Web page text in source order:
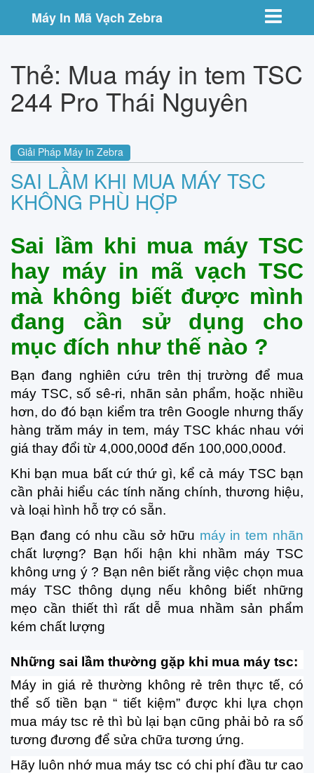
Toggle
Máy In Mã Vạch Zebra
Thẻ: Mua máy in tem TSC
244 Pro Thái Nguyên
Giải Pháp Máy In Zebra
SAI LẦM KHI MUA MÁY TSC
KHÔNG PHÙ HỢP
Sai lầm khi mua máy TSC
hay máy in mã vạch TSC
mà không biết được mình
đang cần sử dụng cho
mục đích như thế nào ?
Bạn đang nghiên cứu trên thị trường để mua
máy TSC, số sê-ri, nhãn sản phẩm, hoặc nhiều
hơn, do đó bạn kiểm tra trên Google nhưng thấy
hàng trăm máy in tem, máy TSC khác nhau với
giá thay đổi từ 4,000,000đ đến 100,000,000đ.
Khi bạn mua bất cứ thứ gì, kể cả máy TSC bạn
cần phải hiểu các tính năng chính, thương hiệu,
và loại hình hỗ trợ có sẵn.
Bạn đang có nhu cầu sở hữu máy in tem nhãn
chất lượng? Bạn hối hận khi nhầm máy TSC
không ưng ý ? Bạn nên biết rằng việc chọn mua
máy TSC thông dụng nếu không biết những
mẹo cần thiết thì rất dễ mua nhầm sản phẩm
kém chất lượng
Những sai lầm thường gặp khi mua máy tsc:
Máy in giá rẻ thường không rẻ trên thực tế, có
thể số tiền bạn “ tiết kiệm” được khi lựa chọn
mua máy tsc rẻ thì bù lại bạn cũng phải bỏ ra số
tương đương để sửa chữa tương ứng.
Hãy luôn nhớ mua máy tsc có chi phí đầu tư cao